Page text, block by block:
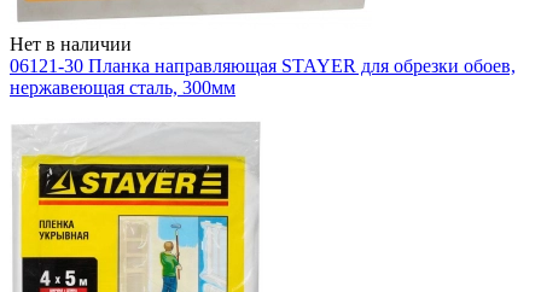
Нет в наличии
06121-30 Планка направляющая STAYER для обрезки обоев,
нержавеющая сталь, 300мм